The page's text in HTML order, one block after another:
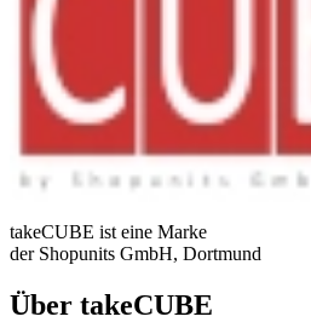
takeCUBE ist eine Marke
der Shopunits GmbH, Dortmund
Über takeCUBE